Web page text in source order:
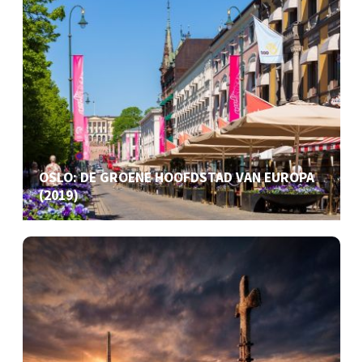
OSLO: DE GROENE HOOFDSTAD VAN EUROPA
(2019)